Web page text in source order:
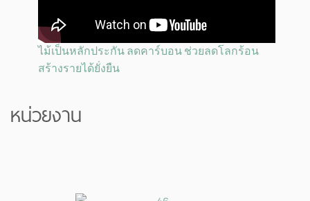
ไม้เป็นหลักประกัน ลดคาร์บอน ช่วยลดโลกร้อน
สร้างรายได้ยั่งยืน
หน่วยงาน